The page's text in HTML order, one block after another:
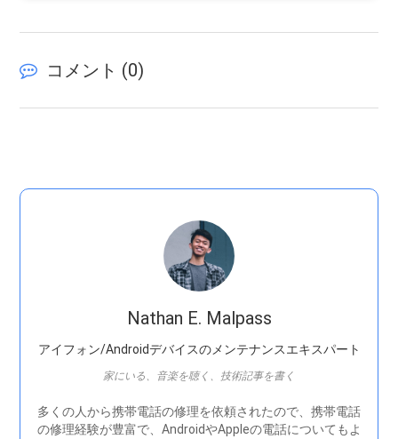
コメント (0)
Nathan E. Malpass
アイフォン/Androidデバイスのメンテナンスエキスパート
家にいる、音楽を聴く、技術記事を書く
多くの人から携帯電話の修理を依頼されたので、携帯電話
の修理経験が豊富で、AndroidやAppleの電話についてもよ